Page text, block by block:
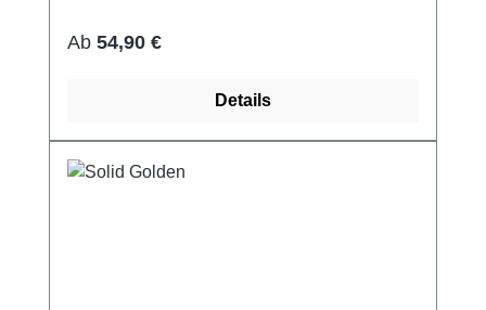
Regulärer Preis:
Ab 54,90 €
Details